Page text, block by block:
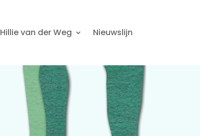
Hillie van der Weg Nieuwslijn